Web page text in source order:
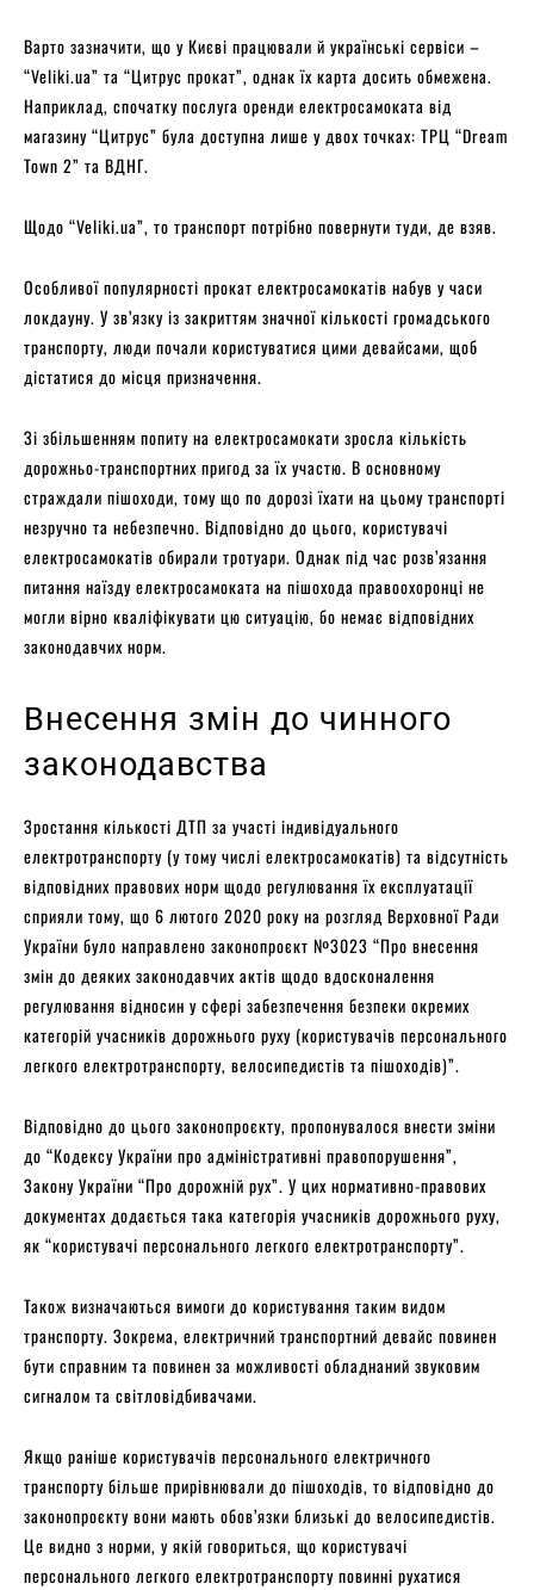
Варто зазначити, що у Києві працювали й українські сервіси –
“Veliki.ua” та “Цитрус прокат”, однак їх карта досить обмежена.
Наприклад, спочатку послуга оренди електросамоката від
магазину “Цитрус” була доступна лише у двох точках: ТРЦ “Dream
Town 2” та ВДНГ.
Щодо “Veliki.ua”, то транспорт потрібно повернути туди, де взяв.
Особливої популярності прокат електросамокатів набув у часи
локдауну. У зв’язку із закриттям значної кількості громадського
транспорту, люди почали користуватися цими девайсами, щоб
дістатися до місця призначення.
Зі збільшенням попиту на електросамокати зросла кількість
дорожньо-транспортних пригод за їх участю. В основному
страждали пішоходи, тому що по дорозі їхати на цьому транспорті
незручно та небезпечно. Відповідно до цього, користувачі
електросамокатів обирали тротуари. Однак під час розв’язання
питання наїзду електросамоката на пішохода правоохоронці не
могли вірно кваліфікувати цю ситуацію, бо немає відповідних
законодавчих норм.
Внесення змін до чинного
законодавства
Зростання кількості ДТП за участі індивідуального
електротранспорту (у тому числі електросамокатів) та відсутність
відповідних правових норм щодо регулювання їх експлуатації
сприяли тому, що 6 лютого 2020 року на розгляд Верховної Ради
України було направлено законопроєкт №3023 “Про внесення
змін до деяких законодавчих актів щодо вдосконалення
регулювання відносин у сфері забезпечення безпеки окремих
категорій учасників дорожнього руху (користувачів персонального
легкого електротранспорту, велосипедистів та пішоходів)”.
Відповідно до цього законопроєкту, пропонувалося внести зміни
до “Кодексу України про адміністративні правопорушення”,
Закону України “Про дорожній рух”. У цих нормативно-правових
документах додається така категорія учасників дорожнього руху,
як “користувачі персонального легкого електротранспорту”.
Також визначаються вимоги до користування таким видом
транспорту. Зокрема, електричний транспортний девайс повинен
бути справним та повинен за можливості обладнаний звуковим
сигналом та світловідбивачами.
Якщо раніше користувачів персонального електричного
транспорту більше прирівнювали до пішоходів, то відповідно до
законопроєкту вони мають обов’язки близькі до велосипедистів.
Це видно з норми, у якій говориться, що користувачі
персонального легкого електротранспорту повинні рухатися